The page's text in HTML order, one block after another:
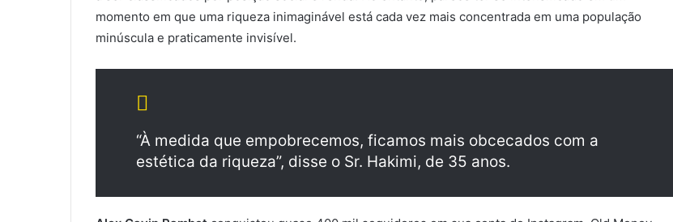
momento em que uma riqueza inimaginável está cada vez mais concentrada em uma população
minúscula e praticamente invisível.
“À medida que empobrecemos, ficamos mais obcecados com a
estética da riqueza”, disse o Sr. Hakimi, de 35 anos.